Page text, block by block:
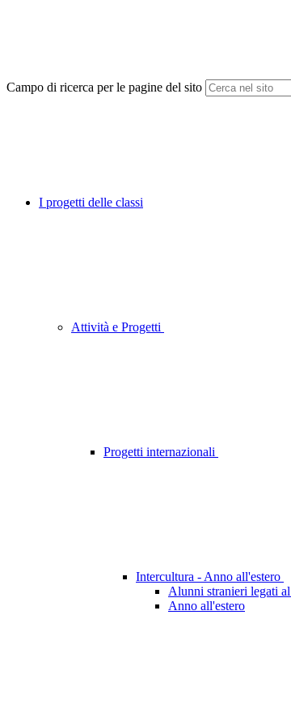
Campo di ricerca per le pagine del sito
I progetti delle classi
Attività e Progetti
Progetti internazionali
Intercultura - Anno all'estero
Alunni stranieri legati
Anno all'estero